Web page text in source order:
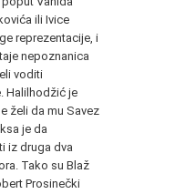
ili Ivice
reprezentacije, i
nepoznanica
voditi
Halilhodžić je
želi da mu Savez
je da
iz druga dva
Tako su Blaž
Prosinečki